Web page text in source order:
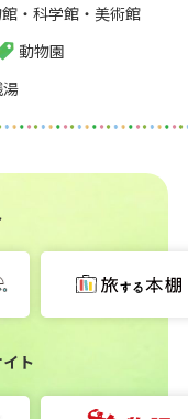
・科学館・美術館
動物園
ト